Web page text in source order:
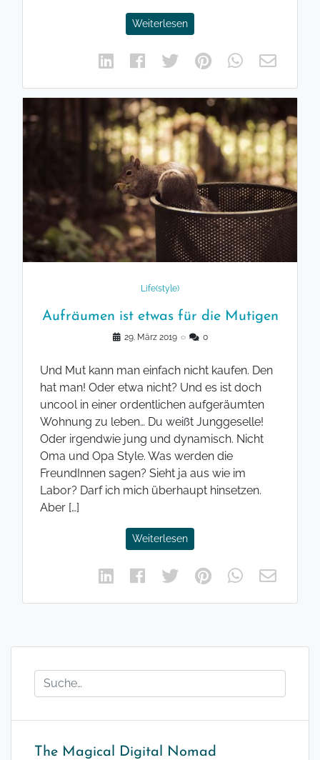
Weiterlesen
Life(style)
Aufräumen ist etwas für die Mutigen
29. März 2019 ◌ 0
Und Mut kann man einfach nicht kaufen. Den
hat man! Oder etwa nicht? Und es ist doch
uncool in einer ordentlichen aufgeräumten
Wohnung zu leben… Du weißt Junggeselle!
Oder irgendwie jung und dynamisch. Nicht
Oma und Opa Style. Was werden die
FreundInnen sagen? Sieht ja aus wie im
Labor? Darf ich mich überhaupt hinsetzen.
Aber […]
Weiterlesen
The Magical Digital Nomad